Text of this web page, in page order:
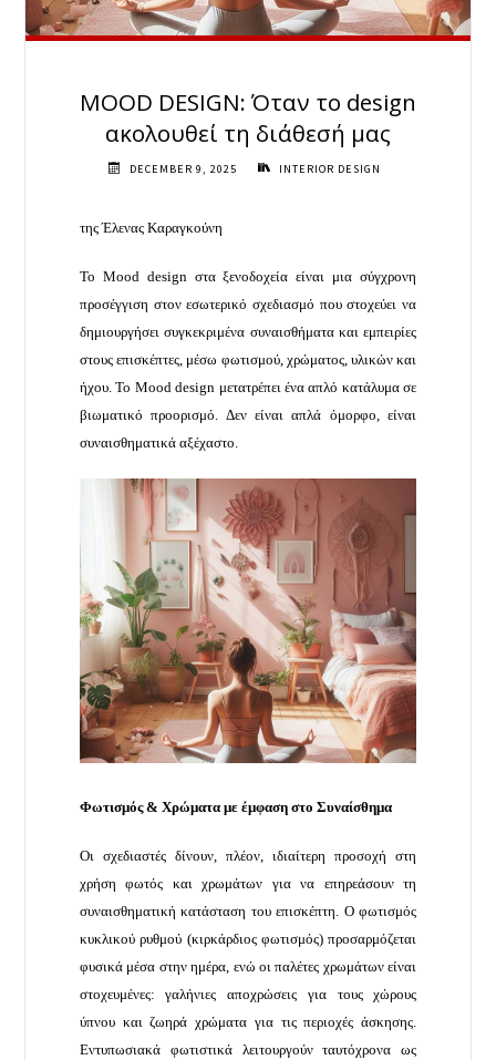
MOOD DESIGN: Όταν το design
ακολουθεί τη διάθεσή μας
DECEMBER 9, 2025 INTERIOR DESIGN
της Έλενας Καραγκούνη
Το Mood design στα ξενοδοχεία είναι μια σύγχρονη
προσέγγιση στον εσωτερικό σχεδιασμό που στοχεύει να
δημιουργήσει συγκεκριμένα συναισθήματα και εμπειρίες
στους επισκέπτες, μέσω φωτισμού, χρώματος, υλικών και
ήχου. Το Mood design μετατρέπει ένα απλό κατάλυμα σε
βιωματικό προορισμό. Δεν είναι απλά όμορφο, είναι
συναισθηματικά αξέχαστο.
Φωτισμός & Χρώματα με έμφαση στο Συναίσθημα
Οι σχεδιαστές δίνουν, πλέον, ιδιαίτερη προσοχή στη
χρήση φωτός και χρωμάτων για να επηρεάσουν τη
συναισθηματική κατάσταση του επισκέπτη. Ο φωτισμός
κυκλικού ρυθμού (κιρκάρδιος φωτισμός) προσαρμόζεται
φυσικά μέσα στην ημέρα, ενώ οι παλέτες χρωμάτων είναι
στοχευμένες: γαλήνιες αποχρώσεις για τους χώρους
ύπνου και ζωηρά χρώματα για τις περιοχές άσκησης.
Εντυπωσιακά φωτιστικά λειτουργούν ταυτόχρονα ως